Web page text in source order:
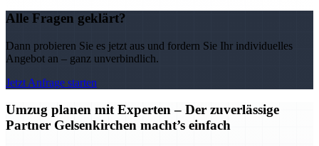
Alle Fragen geklärt?
Dann probieren Sie es jetzt aus und fordern Sie Ihr individuelles
Angebot an – ganz unverbindlich.
Jetzt Anfrage starten
Umzug planen mit Experten – Der zuverlässige
Partner Gelsenkirchen macht’s einfach